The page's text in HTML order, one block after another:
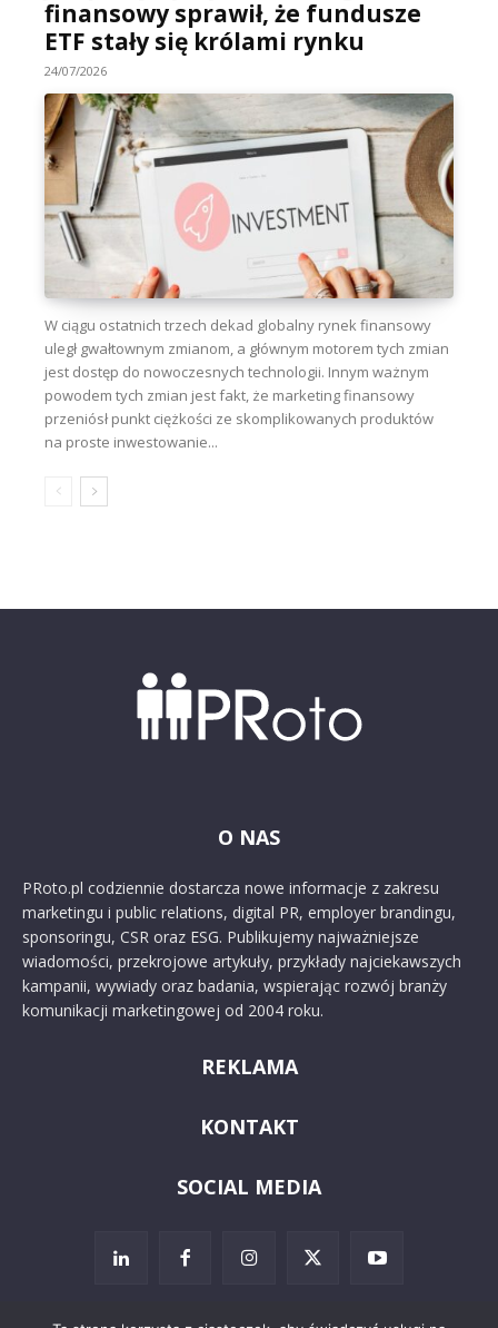
finansowy sprawił, że fundusze
ETF stały się królami rynku
24/07/2026
W ciągu ostatnich trzech dekad globalny rynek finansowy
uległ gwałtownym zmianom, a głównym motorem tych zmian
jest dostęp do nowoczesnych technologii. Innym ważnym
powodem tych zmian jest fakt, że marketing finansowy
przeniósł punkt ciężkości ze skomplikowanych produktów
na proste inwestowanie...
O NAS
PRoto.pl codziennie dostarcza nowe informacje z zakresu
marketingu i public relations, digital PR, employer brandingu,
sponsoringu, CSR oraz ESG. Publikujemy najważniejsze
wiadomości, przekrojowe artykuły, przykłady najciekawszych
kampanii, wywiady oraz badania, wspierając rozwój branży
komunikacji marketingowej od 2004 roku.
REKLAMA
KONTAKT
SOCIAL MEDIA